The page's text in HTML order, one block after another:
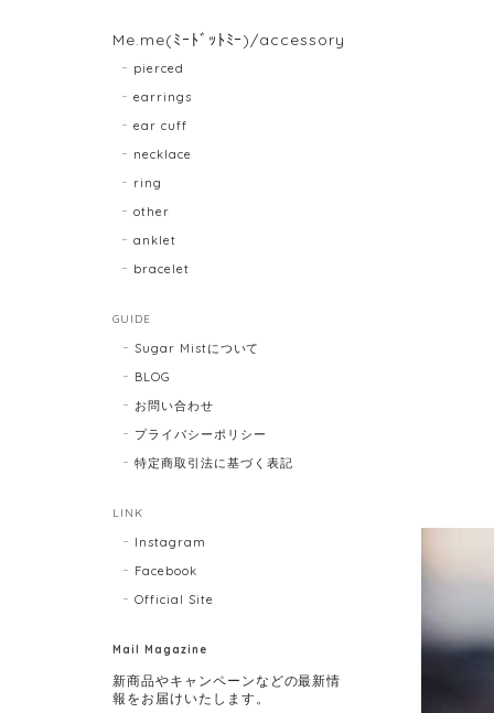
Me.me(ﾐｰﾄﾞｯﾄﾐｰ)/accessory
pierced
earrings
ear cuff
necklace
ring
other
anklet
bracelet
GUIDE
Sugar Mistについて
BLOG
お問い合わせ
プライバシーポリシー
特定商取引法に基づく表記
LINK
Instagram
Facebook
Official Site
Mail Magazine
新商品やキャンペーンなどの最新情
報をお届けいたします。